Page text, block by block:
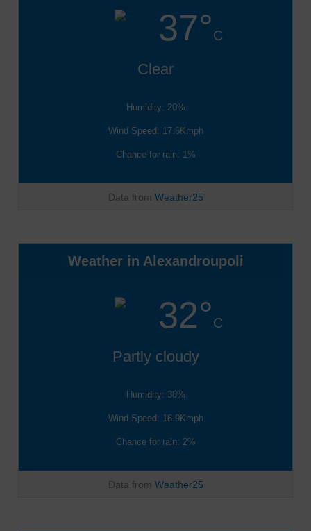
37°C
Clear
Humidity: 20%
Wind Speed: 17.6Kmph
Chance for rain: 1%
Data from Weather25
Weather in Alexandroupoli
32°C
Partly cloudy
Humidity: 38%
Wind Speed: 16.9Kmph
Chance for rain: 2%
Data from Weather25